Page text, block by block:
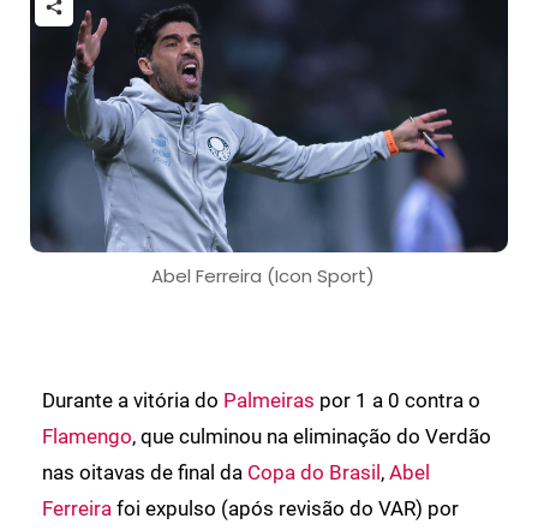
Abel Ferreira (Icon Sport)
Durante a vitória do Palmeiras por 1 a 0 contra o
Flamengo, que culminou na eliminação do Verdão
nas oitavas de final da Copa do Brasil, Abel
Ferreira foi expulso (após revisão do VAR) por